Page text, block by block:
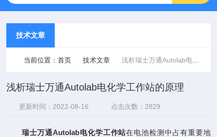
技术文章
当前位置：首页 技术文章 浅析瑞士万通Autolab电化学工作站的原理
浅析瑞士万通Autolab电化学工作站的原理
更新时间：2022-08-16 点击次数：2829
瑞士万通Autolab电化学工作站在电池检测中占有重要地